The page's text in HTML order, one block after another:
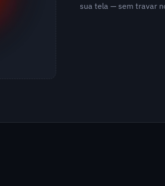
sua tela — sem travar